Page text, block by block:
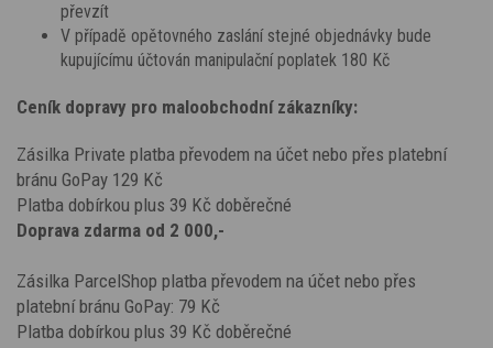
převzít
V případě opětovného zaslání stejné objednávky bude
kupujícímu účtován manipulační poplatek 180 Kč
Ceník dopravy pro maloobchodní zákazníky:
Zásilka Private platba převodem na účet nebo přes platební
bránu GoPay 129 Kč
Platba dobírkou plus 39 Kč doběrečné
Doprava zdarma od 2 000,-
Zásilka ParcelShop platba převodem na účet nebo přes
platební bránu GoPay: 79 Kč
Platba dobírkou plus 39 Kč doběrečné